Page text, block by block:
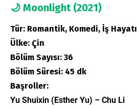
🌙 Moonlight (2021)
Tür: Romantik, Komedi, İş Hayatı
Ülke: Çin
Bölüm Sayısı: 36
Bölüm Süresi: 45 dk
Başroller:
Yu Shuixin (Esther Yu) – Chu Li